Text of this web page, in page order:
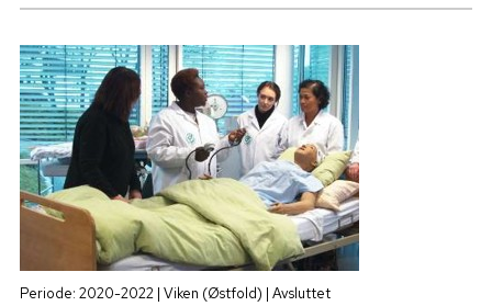
Periode: 2020-2022 | Viken (Østfold) | Avsluttet